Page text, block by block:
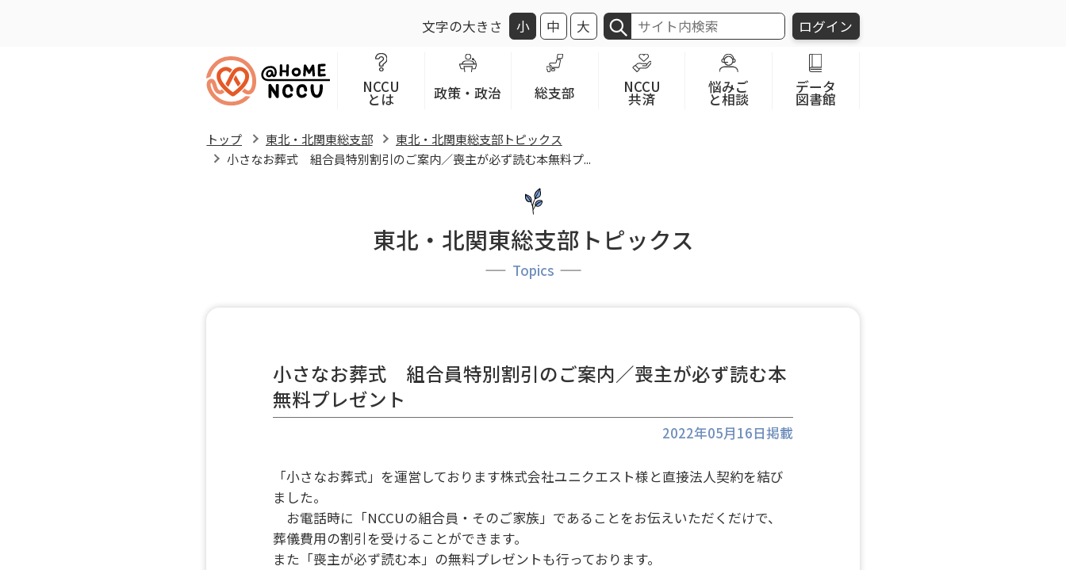
文字の大きさ 小 中 大 ログイン
NCCU
とは 政策・政治 総支部 NCCU
共済
悩みご
と相談
データ
図書館
トップ 東北・北関東総支部
東北・北関東総支部トピックス
小さなお葬式 組合員特別割引のご案内／喪主が必ず読む本無料プ...
東北・北関東総支部トピックス
Topics
小さなお葬式 組合員特別割引のご案内／喪主が必ず読む本
無料プレゼント
2022年05月16日掲載
「小さなお葬式」を運営しております株式会社ユニクエスト様と直接法人契約を結び
ました。
お電話時に「NCCUの組合員・そのご家族」であることをお伝えいただくだけで、
葬儀費用の割引を受けることができます。
また「喪主が必ず読む本」の無料プレゼントも行っております。